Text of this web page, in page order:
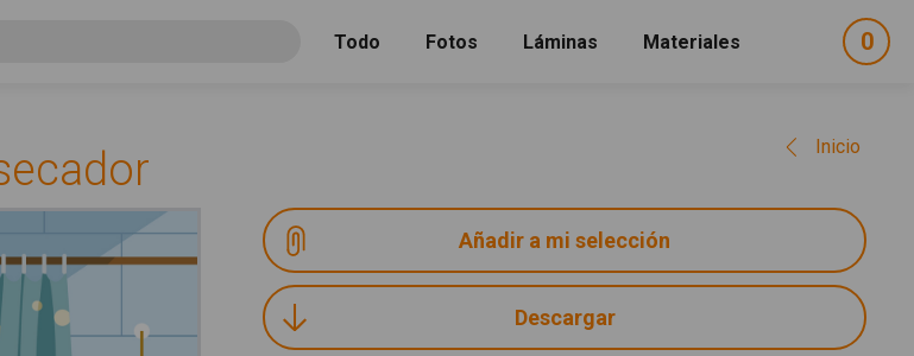
Todo Fotos Láminas Materiales 0
Inicio
Descargar